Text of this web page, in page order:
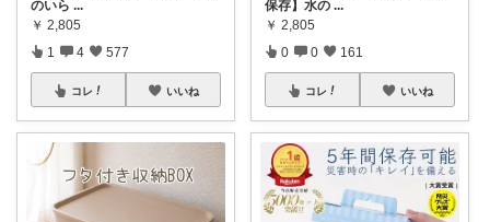
のいら ...
￥ 2,805
1 4 577
コレ いいね
保存】水の ...
￥ 2,805
0 0 161
コレ いいね